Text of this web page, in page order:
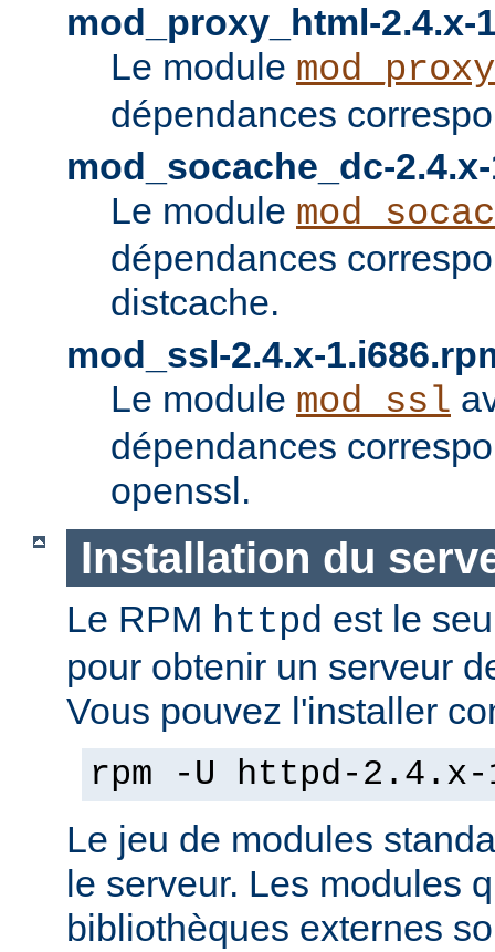
mod_proxy_html-2.4.x-
Le module
dépendances
mod_socache_dc-
Le module
dépendances
distcache.
mod_ssl-2.4.x-
Le module mod_ssl
dépendances
openssl.
Installation du
Le RPM httpd est le
pour obtenir un serveur
Vous pouvez l'installer
rpm -U httpd-2.4.x-
Le jeu de modules
le serveur. Les modules
bibliothèques externes